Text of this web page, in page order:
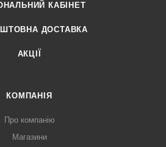
КАБІНЕТ
ДОСТАВКА
АКЦІЇ
КОМПАНІЯ
Про компанію
Магазини